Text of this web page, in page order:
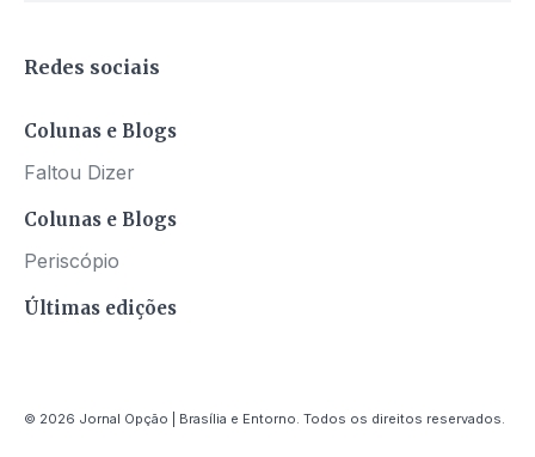
Redes sociais
Colunas e Blogs
Faltou Dizer
Colunas e Blogs
Periscópio
Últimas edições
© 2026 Jornal Opção | Brasília e Entorno. Todos os direitos reservados.